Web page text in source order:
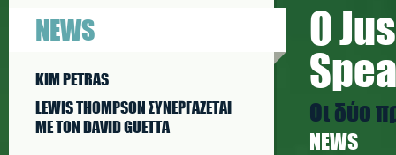
NEWS
KIM PETRAS
LEWIS THOMPSON ΣΥΝΕΡΓAΖΕΤΑΙ
ΜΕ ΤΟΝ DAVID GUETTA
Ο
Οι δύο
NEWS